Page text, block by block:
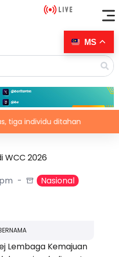
ditahan
WCC 2026
Nasional
Lembaga Kemajuan
MS